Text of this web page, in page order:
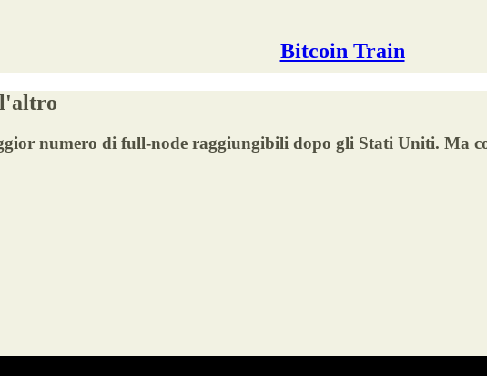
Bitcoin Train
l'altro
numero di full-node raggiungibili dopo gli Stati Uniti. Ma